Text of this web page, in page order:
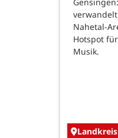
Nahetal-
Hotspot
Musik.